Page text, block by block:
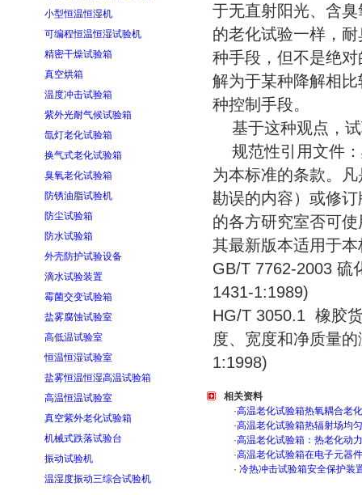
小型恒温恒湿机
可编程恒温恒湿试验机
精密干燥试验箱
真空烘箱
温度冲击试验箱
紫外光耐气候试验箱
氙灯老化试验箱
换气式老化试验箱
臭氧老化试验箱
防锈油脂试验机
防尘试验箱
防水试验箱
外壳防护试验设备
滴水试验装置
霉菌交变试验箱
盐雾腐蚀试验室
高低温试验室
恒温恒湿试验室
盐雾恒温恒湿高温试验箱
高温恒温试验室
真空紫外老化试验箱
机械式跌落试验台
振动试验机
温湿度振动三综合试验机
于无直射阳光、含
的老化试验一样，
种手段，但不是绝
解为于某种降解相
种控制手段。
基于这种观点，试
规范性引用文件：
为本标准的条款。
勘误的内容）或修
的各方研究室否可
其最新版本适用于本
GB/T 7762-2003 硫
1431-1:1989)
HG/T 3050.1 橡胶
度、宽度和净质量
1:1998)
相关资料
·高温老化试验箱热氧耦合老
·高温老化试验箱热辐射场均
·高温老化试验箱：热老化动
·高温老化试验箱在电子元器
· 冷热冲击试验箱安全保护装